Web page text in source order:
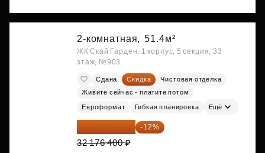
2-комнатная, 51.4м²
ЖК Скай Гарден, 1 корпус, 5 секция, 33
этаж, №903
Сдана Скидка
Чистовая отделка
Живите сейчас - платите потом
Евроформат Гибкая планировка Ещё
28 315 232 ₽ -12%
32 176 400 ₽